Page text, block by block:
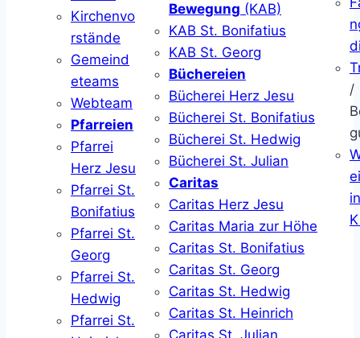
Kirchenvo
rstände
Gemeind
eteams
Webteam
Pfarreien
Pfarrei
Herz Jesu
Pfarrei St.
Bonifatius
Pfarrei St.
Georg
Pfarrei St.
Hedwig
Pfarrei St.
Bewegung (KAB)
KAB St. Bonifatius
KAB St. Georg
Büchereien
Bücherei Herz Jesu
Bücherei St. Bonifatius
Bücherei St. Hedwig
Bücherei St. Julian
Caritas
Caritas Herz Jesu
Caritas Maria zur Höhe
Caritas St. Bonifatius
Caritas St. Georg
Caritas St. Hedwig
Caritas St. Heinrich
Caritas St. Julian
/